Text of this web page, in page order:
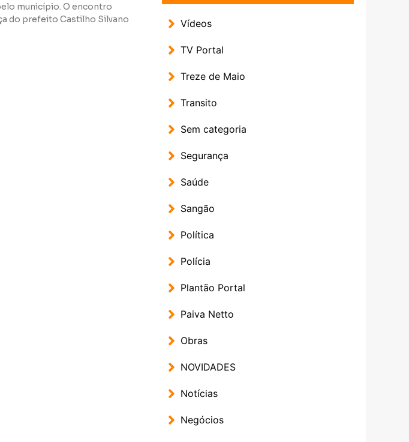
município. O encontro
do prefeito Castilho Silvano
Vídeos
TV Portal
Treze de Maio
Transito
Sem categoria
Segurança
Saúde
Sangão
Política
Polícia
Plantão Portal
Paiva Netto
Obras
NOVIDADES
Notícias
Negócios